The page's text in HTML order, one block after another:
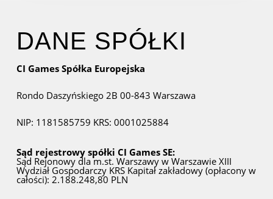
DANE SPÓŁKI
CI Games Spółka Europejska
Rondo Daszyńskiego 2B 00-843 Warszawa
NIP: 1181585759 KRS: 0001025884
Sąd rejestrowy spółki CI Games SE:
Sąd Rejonowy dla m.st. Warszawy w WarszawieXIII
Wydział Gospodarczy KRSKapitał zakładowy (opłacony w
całości): 2.188.248,80 PLN